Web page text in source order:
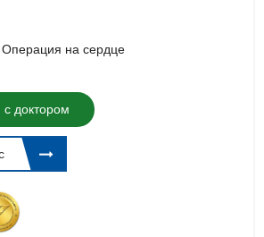
Операция на сердце
с доктором